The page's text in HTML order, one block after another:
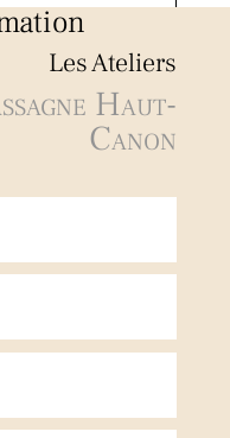
Les Ateliers
Haut-
Canon